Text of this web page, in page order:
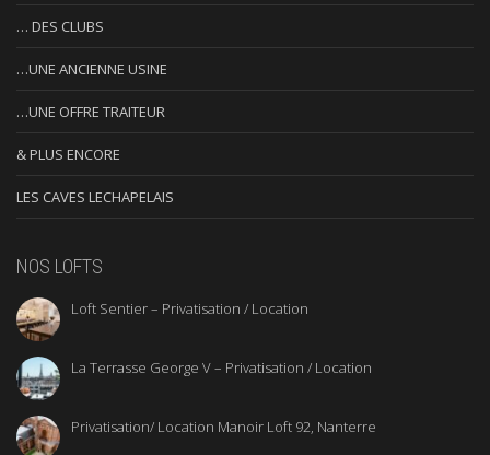
… DES CLUBS
…UNE ANCIENNE USINE
…UNE OFFRE TRAITEUR
& PLUS ENCORE
LES CAVES LECHAPELAIS
NOS LOFTS
Loft Sentier – Privatisation / Location
La Terrasse George V – Privatisation / Location
Privatisation/ Location Manoir Loft 92, Nanterre